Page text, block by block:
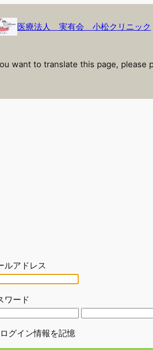
医療法人 実有会 小松クリニック
want to translate this page, please
ルアドレス
ワード
ログイン情報を記憶